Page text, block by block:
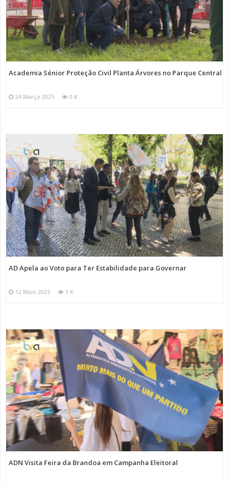
Academia Sénior Proteção Civil Planta Árvores no Parque Central
24 Março 2025 0 K
AD Apela ao Voto para Ter Estabilidade para Governar
12 Maio 2025 1 K
ADN Visita Feira da Brandoa em Campanha Eleitoral